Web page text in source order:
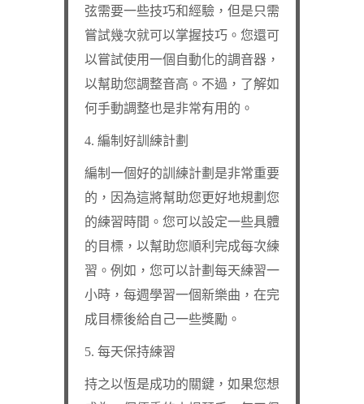
弦需要一些技巧和經驗，但是只需
嘗試幾次就可以掌握技巧。您還可
以嘗試使用一個自動化的調音器，
以幫助您調整音高。不過，了解如
何手動調整也是非常有用的。
4. 編制好訓練計劃
編制一個好的訓練計劃是非常重要
的，因為這將幫助您更好地規劃您
的練習時間。您可以設定一些具體
的目標，以幫助您順利完成每次練
習。例如，您可以計劃每天練習一
小時，每週學習一個新樂曲，在完
成目標後給自己一些獎勵。
5. 每天保持練習
持之以恆是成功的關鍵，如果您想